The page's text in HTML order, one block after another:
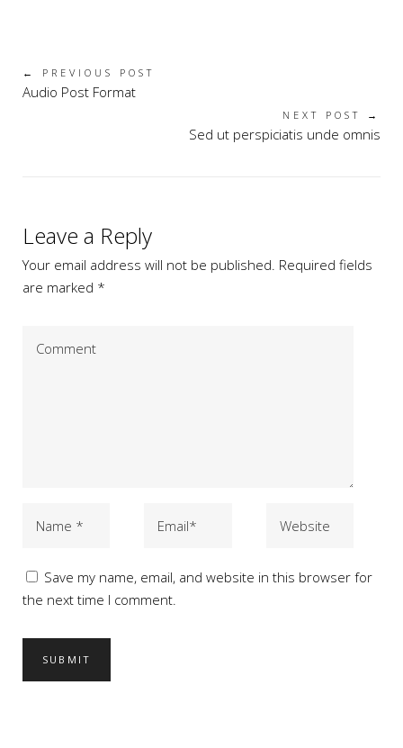
← PREVIOUS POST
Audio Post Format
NEXT POST →
Sed ut perspiciatis unde omnis
Leave a Reply
Your email address will not be published. Required fields
are marked *
Save my name, email, and website in this browser for
the next time I comment.